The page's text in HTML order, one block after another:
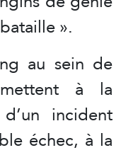
».
au sein de
à la
incident
échec, à la